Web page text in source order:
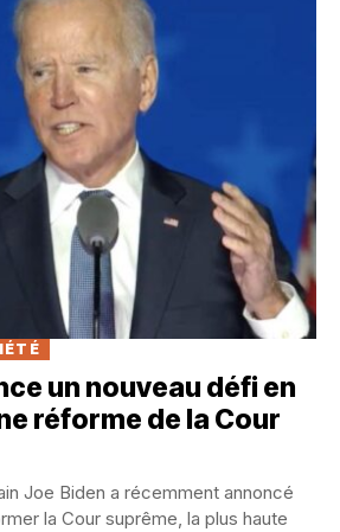
un nouveau défi en
réforme de la Cour
Joe Biden a récemment annoncé
la Cour suprême, la plus haute